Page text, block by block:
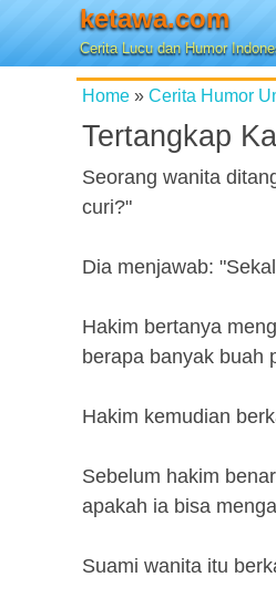
ketawa.com
Cerita Lucu dan Humor
Home » Cerita Humor
Tertangkap
Seorang wanita
curi?"
Dia menjawab:
Hakim bertanya
berapa banyak buah
Hakim kemudian
Sebelum hakim
apakah ia bisa
Suami wanita itu